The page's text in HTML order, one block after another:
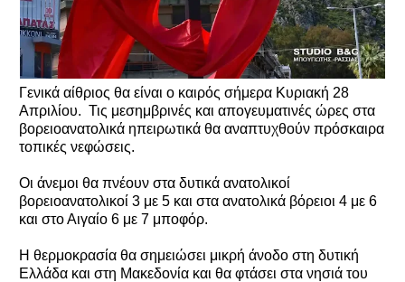
Γενικά αίθριος θα είναι ο καιρός σήμερα Κυριακή 28
Απριλίου. Τις μεσημβρινές και απογευματινές ώρες στα
βορειοανατολικά ηπειρωτικά θα αναπτυχθούν πρόσκαιρα
τοπικές νεφώσεις.
Οι άνεμοι θα πνέουν στα δυτικά ανατολικοί
βορειοανατολικοί 3 με 5 και στα ανατολικά βόρειοι 4 με 6
και στο Αιγαίο 6 με 7 μποφόρ.
Η θερμοκρασία θα σημειώσει μικρή άνοδο στη δυτική
Ελλάδα και στη Μακεδονία και θα φτάσει στα νησιά του